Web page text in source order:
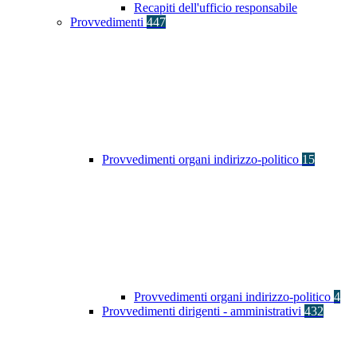
Recapiti dell'ufficio responsabile
Provvedimenti 447
Provvedimenti organi indirizzo-politico 15
Provvedimenti organi indirizzo-politico 4
Provvedimenti dirigenti - amministrativi 432